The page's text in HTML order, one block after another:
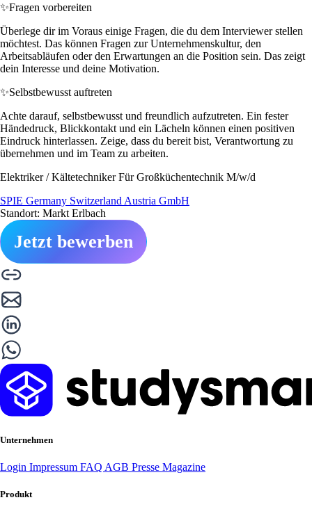
✨Fragen vorbereiten
Überlege dir im Voraus einige Fragen, die du dem Interviewer stellen
möchtest. Das können Fragen zur Unternehmenskultur, den
Arbeitsabläufen oder den Erwartungen an die Position sein. Das zeigt
dein Interesse und deine Motivation.
✨Selbstbewusst auftreten
Achte darauf, selbstbewusst und freundlich aufzutreten. Ein fester
Händedruck, Blickkontakt und ein Lächeln können einen positiven
Eindruck hinterlassen. Zeige, dass du bereit bist, Verantwortung zu
übernehmen und im Team zu arbeiten.
Elektriker / Kältetechniker Für Großküchentechnik M/w/d
SPIE Germany Switzerland Austria GmbH
Standort: Markt Erlbach
Jetzt bewerben
Unternehmen
Login Impressum FAQ AGB Presse Magazine
Produkt